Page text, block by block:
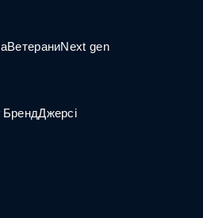
ВетераниNext gen
БрендДжерсі